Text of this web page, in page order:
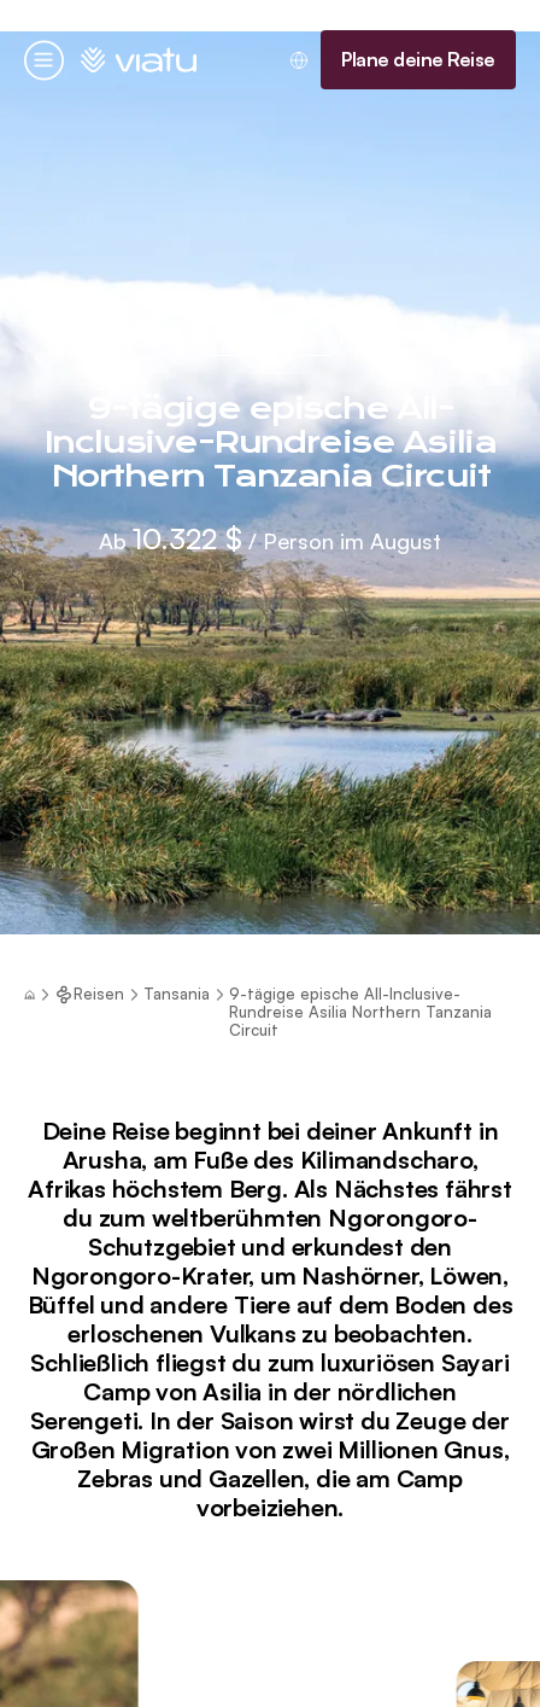
Menü
Startseite Plane deine Reise
9-tägige epische All-
Inclusive-Rundreise Asilia
Northern Tanzania Circuit
Ab10.322 $/ Person im August
Reisen Tansania
9-tägige epische All-Inclusive-
Rundreise Asilia Northern Tanzania
Circuit
Deine Reise beginnt bei deiner Ankunft in
Arusha, am Fuße des Kilimandscharo,
Afrikas höchstem Berg. Als Nächstes fährst
du zum weltberühmten Ngorongoro-
Schutzgebiet und erkundest den
Ngorongoro-Krater, um Nashörner, Löwen,
Büffel und andere Tiere auf dem Boden des
erloschenen Vulkans zu beobachten.
Schließlich fliegst du zum luxuriösen Sayari
Camp von Asilia in der nördlichen
Serengeti. In der Saison wirst du Zeuge der
Großen Migration von zwei Millionen Gnus,
Zebras und Gazellen, die am Camp
vorbeiziehen.